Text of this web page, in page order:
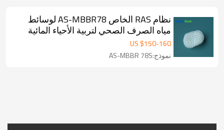
نظام RAS الخاص AS-MBBR78 لوسائط
مياه الصرف الصحي لتربية الأحياء المائية
US $150-160
نموذج:AS-MBBR 78S